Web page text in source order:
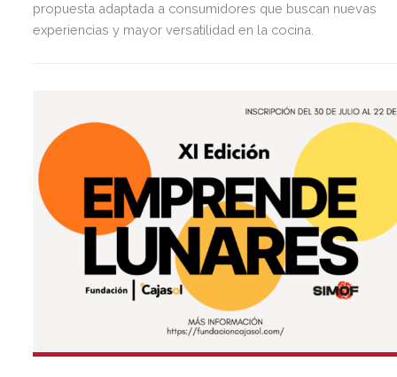
propuesta adaptada a consumidores que buscan nuevas
experiencias y mayor versatilidad en la cocina.